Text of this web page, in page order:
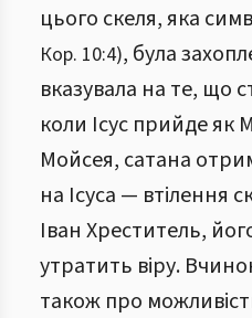
цього скеля, яка
Кор. 10:4), була
вказувала на те, що
коли Ісус прийде як
Мойсея, сатана
на Ісуса — втілення
Іван Хреститель,
утратить віру.
також про